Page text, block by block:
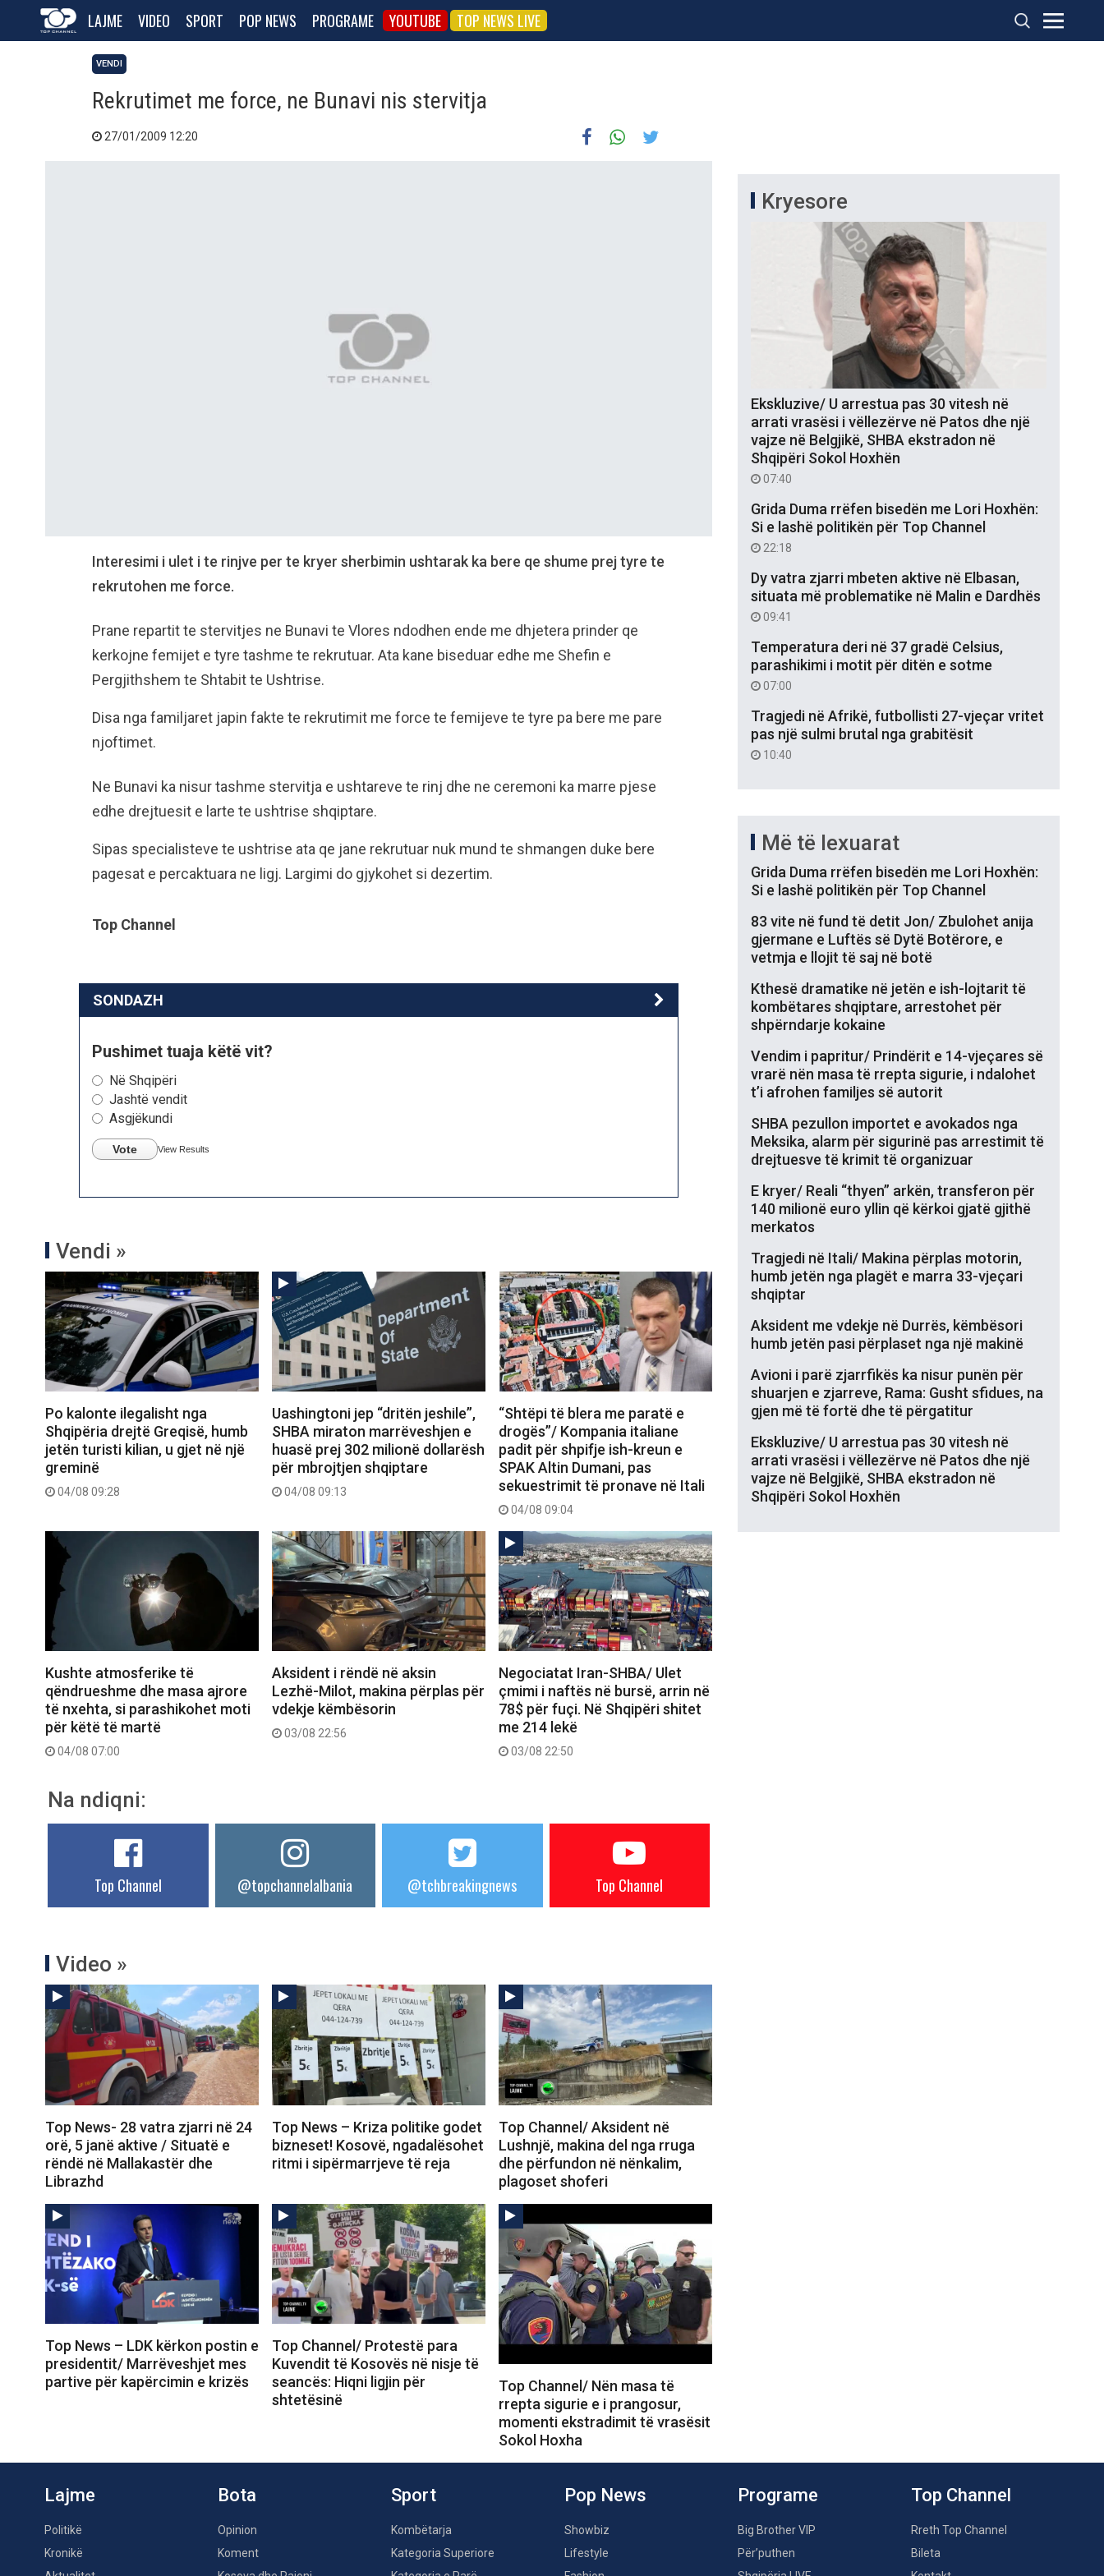
LAJME VIDEO SPORT POP NEWS PROGRAME YOUTUBE TOP NEWS LIVE
VENDI
Rekrutimet me force, ne Bunavi nis stervitja
27/01/2009 12:20
Interesimi i ulet i te rinjve per te kryer sherbimin ushtarak ka bere qe shume prej tyre te
rekrutohen me force.
Prane repartit te stervitjes ne Bunavi te Vlores ndodhen ende me dhjetera prinder qe
kerkojne femijet e tyre tashme te rekrutuar. Ata kane biseduar edhe me Shefin e
Pergjithshem te Shtabit te Ushtrise.
Disa nga familjaret japin fakte te rekrutimit me force te femijeve te tyre pa bere me pare
njoftimet.
Ne Bunavi ka nisur tashme stervitja e ushtareve te rinj dhe ne ceremoni ka marre pjese
edhe drejtuesit e larte te ushtrise shqiptare.
Sipas specialisteve te ushtrise ata qe jane rekrutuar nuk mund te shmangen duke bere
pagesat e percaktuara ne ligj. Largimi do gjykohet si dezertim.
Top Channel
SONDAZH
Pushimet tuaja këtë vit?
Në Shqipëri
Jashtë vendit
Asgjëkundi
Vote View Results
Vendi »
Po kalonte ilegalisht nga
Shqipëria drejtë Greqisë, humb
jetën turisti kilian, u gjet në një
greminë
04/08 09:28
Uashingtoni jep “dritën jeshile”,
SHBA miraton marrëveshjen e
huasë prej 302 milionë dollarësh
për mbrojtjen shqiptare
04/08 09:13
“Shtëpi të blera me paratë e
drogës”/ Kompania italiane
padit për shpifje ish-kreun e
SPAK Altin Dumani, pas
sekuestrimit të pronave në Itali
04/08 09:04
Kushte atmosferike të
qëndrueshme dhe masa ajrore
të nxehta, si parashikohet moti
për këtë të martë
04/08 07:00
Aksident i rëndë në aksin
Lezhë-Milot, makina përplas për
vdekje këmbësorin
03/08 22:56
Negociatat Iran-SHBA/ Ulet
çmimi i naftës në bursë, arrin në
78$ për fuçi. Në Shqipëri shitet
me 214 lekë
03/08 22:50
Na ndiqni:
Top Channel @topchannelalbania @tchbreakingnews Top Channel
Video »
Top News- 28 vatra zjarri në 24
orë, 5 janë aktive / Situatë e
rëndë në Mallakastër dhe
Librazhd
Top News – Kriza politike godet
bizneset! Kosovë, ngadalësohet
ritmi i sipërmarrjeve të reja
Top Channel/ Aksident në
Lushnjë, makina del nga rruga
dhe përfundon në nënkalim,
plagoset shoferi
Top News – LDK kërkon postin e
presidentit/ Marrëveshjet mes
partive për kapërcimin e krizës
Top Channel/ Protestë para
Kuvendit të Kosovës në nisje të
seancës: Hiqni ligjin për
shtetësinë
Top Channel/ Nën masa të
rrepta sigurie e i prangosur,
momenti ekstradimit të vrasësit
Sokol Hoxha
Kryesore
Ekskluzive/ U arrestua pas 30 vitesh në
arrati vrasësi i vëllezërve në Patos dhe një
vajze në Belgjikë, SHBA ekstradon në
Shqipëri Sokol Hoxhën
07:40
Grida Duma rrëfen bisedën me Lori Hoxhën:
Si e lashë politikën për Top Channel
22:18
Dy vatra zjarri mbeten aktive në Elbasan,
situata më problematike në Malin e Dardhës
09:41
Temperatura deri në 37 gradë Celsius,
parashikimi i motit për ditën e sotme
07:00
Tragjedi në Afrikë, futbollisti 27-vjeçar vritet
pas një sulmi brutal nga grabitësit
10:40
Më të lexuarat
Grida Duma rrëfen bisedën me Lori Hoxhën:
Si e lashë politikën për Top Channel
83 vite në fund të detit Jon/ Zbulohet anija
gjermane e Luftës së Dytë Botërore, e
vetmja e llojit të saj në botë
Kthesë dramatike në jetën e ish-lojtarit të
kombëtares shqiptare, arrestohet për
shpërndarje kokaine
Vendim i papritur/ Prindërit e 14-vjeçares së
vrarë nën masa të rrepta sigurie, i ndalohet
t’i afrohen familjes së autorit
SHBA pezullon importet e avokados nga
Meksika, alarm për sigurinë pas arrestimit të
drejtuesve të krimit të organizuar
E kryer/ Reali “thyen” arkën, transferon për
140 milionë euro yllin që kërkoi gjatë gjithë
merkatos
Tragjedi në Itali/ Makina përplas motorin,
humb jetën nga plagët e marra 33-vjeçari
shqiptar
Aksident me vdekje në Durrës, këmbësori
humb jetën pasi përplaset nga një makinë
Avioni i parë zjarrfikës ka nisur punën për
shuarjen e zjarreve, Rama: Gusht sfidues, na
gjen më të fortë dhe të përgatitur
Ekskluzive/ U arrestua pas 30 vitesh në
arrati vrasësi i vëllezërve në Patos dhe një
vajze në Belgjikë, SHBA ekstradon në
Shqipëri Sokol Hoxhën
Lajme
Politikë
Kronikë
Bota
Opinion
Koment
Sport
Kombëtarja
Kategoria Superiore
Pop News
Showbiz
Lifestyle
Programe
Big Brother VIP
Për’puthen
Top Channel
Rreth Top Channel
Bileta